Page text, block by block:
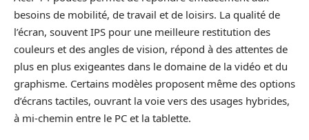
besoins de mobilité, de travail et de loisirs. La qualité de
l’écran, souvent IPS pour une meilleure restitution des
couleurs et des angles de vision, répond à des attentes de
plus en plus exigeantes dans le domaine de la vidéo et du
graphisme. Certains modèles proposent même des options
d’écrans tactiles, ouvrant la voie vers des usages hybrides,
à mi-chemin entre le PC et la tablette.